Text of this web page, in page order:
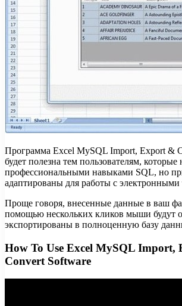
Программа Excel MySQL Import, Export &
будет полезна тем пользователям, которые
профессиональными навыками SQL, но
адаптированы для работы с электронными
Проще говоря, внесенные данные в ваш
помощью нескольких кликов мыши будут
экспортированы в полноценную базу
How To Use Excel MySQL Import,
Convert Software